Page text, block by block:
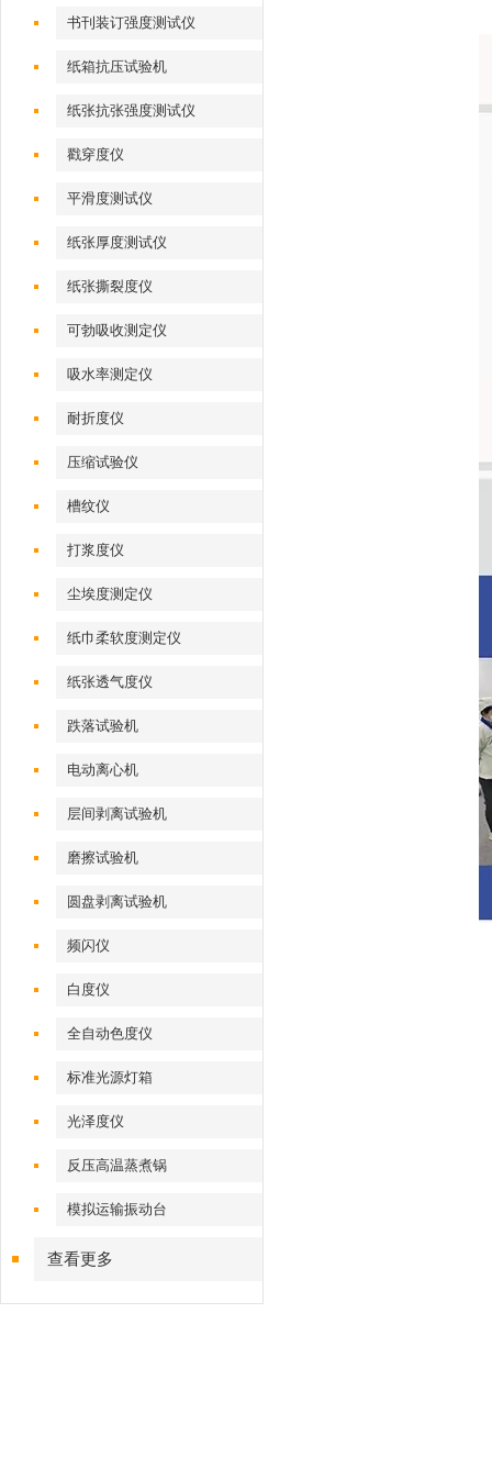
书刊装订强度测试仪
纸箱抗压试验机
纸张抗张强度测试仪
戳穿度仪
平滑度测试仪
纸张厚度测试仪
纸张撕裂度仪
可勃吸收测定仪
吸水率测定仪
耐折度仪
压缩试验仪
槽纹仪
打浆度仪
尘埃度测定仪
纸巾柔软度测定仪
纸张透气度仪
跌落试验机
电动离心机
层间剥离试验机
磨擦试验机
圆盘剥离试验机
频闪仪
白度仪
全自动色度仪
标准光源灯箱
光泽度仪
反压高温蒸煮锅
模拟运输振动台
查看更多